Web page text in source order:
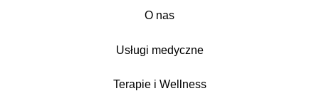
O nas
Usługi medyczne
Terapie i Wellness